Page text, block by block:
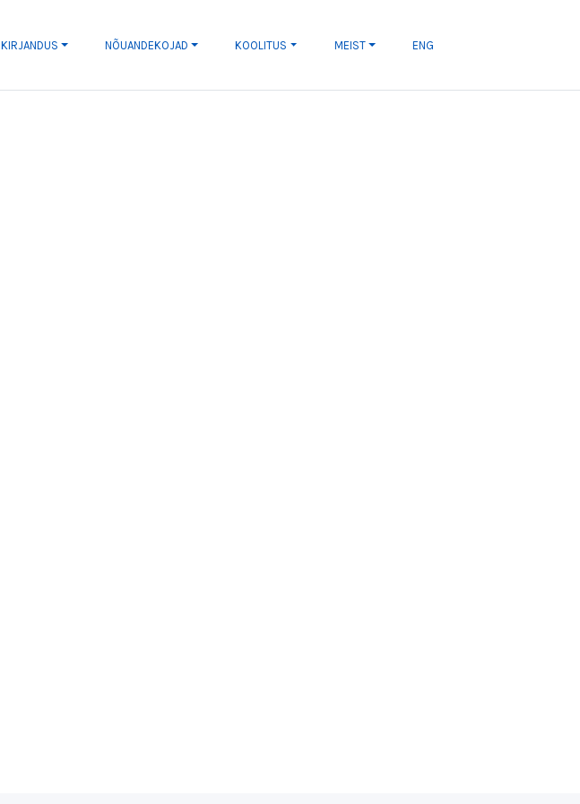
KIRJANDUS NÕUANDEKOJAD KOOLITUS MEIST ENG